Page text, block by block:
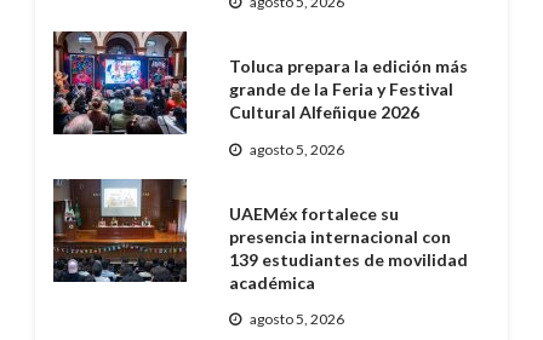
Toluca prepara la edición más
grande de la Feria y Festival
Cultural Alfeñique 2026
agosto 5, 2026
UAEMéx fortalece su
presencia internacional con
139 estudiantes de movilidad
académica
agosto 5, 2026